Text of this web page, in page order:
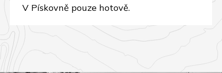
V Pískovně pouze hotově.